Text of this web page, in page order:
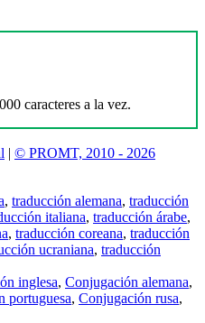
caracteres a la vez.
| © PROMT, 2010 - 2026
, traducción alemana, traducción
italiana, traducción árabe,
, traducción coreana, traducción
ucraniana, traducción
inglesa, Conjugación alemana,
portuguesa, Conjugación rusa,